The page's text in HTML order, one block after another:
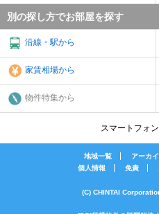
別の探し方でお部屋を探す
沿線・駅から
家賃相場から
物件特集から
スマートフォン
地域一覧 アーカ
個人情報
免責
(C) CHINTAI